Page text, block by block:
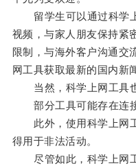
留学生可以通过科学上
视频，与家人朋友保持紧
限制，与海外客户沟通交
网工具获取最新的国内新
当然，科学上网工具也
部分工具可能存在连接
此外，使用科学上网工
得用于非法活动。
尽管如此，科学上网工